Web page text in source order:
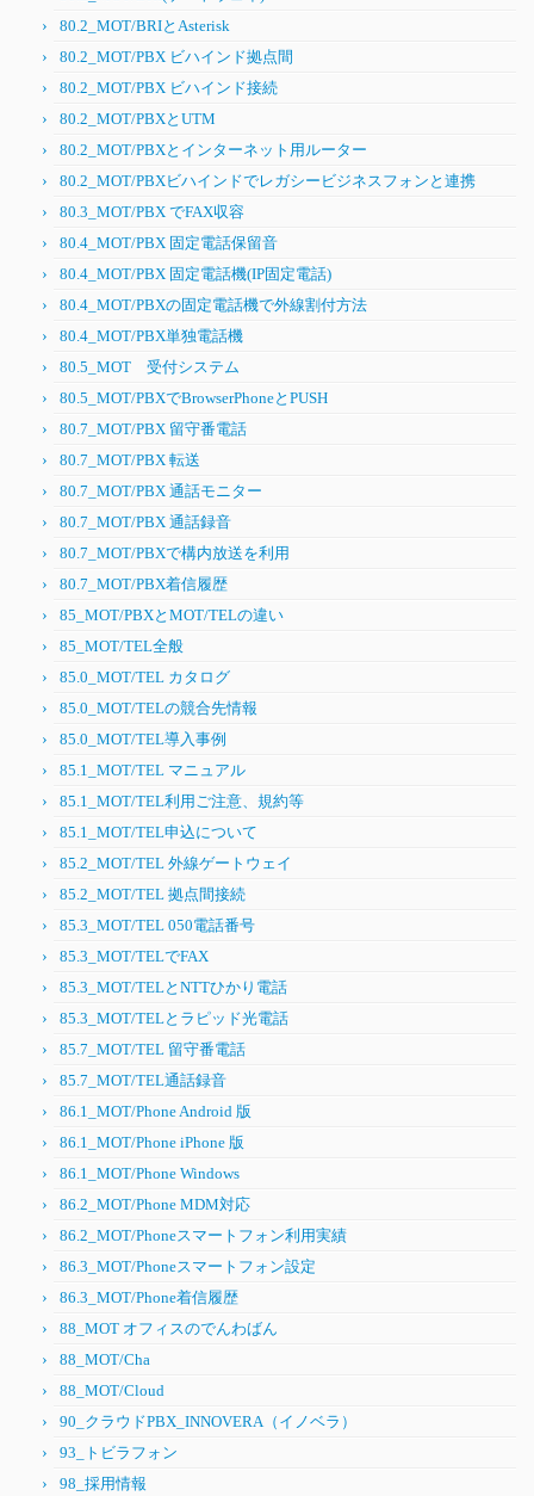
80.2_MOT/BRIとAsterisk
80.2_MOT/PBX ビハインド拠点間
80.2_MOT/PBX ビハインド接続
80.2_MOT/PBXとUTM
80.2_MOT/PBXとインターネット用ルーター
80.2_MOT/PBXビハインドでレガシービジネスフォンと連携
80.3_MOT/PBX でFAX収容
80.4_MOT/PBX 固定電話保留音
80.4_MOT/PBX 固定電話機(IP固定電話)
80.4_MOT/PBXの固定電話機で外線割付方法
80.4_MOT/PBX単独電話機
80.5_MOT 受付システム
80.5_MOT/PBXでBrowserPhoneとPUSH
80.7_MOT/PBX 留守番電話
80.7_MOT/PBX 転送
80.7_MOT/PBX 通話モニター
80.7_MOT/PBX 通話録音
80.7_MOT/PBXで構内放送を利用
80.7_MOT/PBX着信履歴
85_MOT/PBXとMOT/TELの違い
85_MOT/TEL全般
85.0_MOT/TEL カタログ
85.0_MOT/TELの競合先情報
85.0_MOT/TEL導入事例
85.1_MOT/TEL マニュアル
85.1_MOT/TEL利用ご注意、規約等
85.1_MOT/TEL申込について
85.2_MOT/TEL 外線ゲートウェイ
85.2_MOT/TEL 拠点間接続
85.3_MOT/TEL 050電話番号
85.3_MOT/TELでFAX
85.3_MOT/TELとNTTひかり電話
85.3_MOT/TELとラピッド光電話
85.7_MOT/TEL 留守番電話
85.7_MOT/TEL通話録音
86.1_MOT/Phone Android 版
86.1_MOT/Phone iPhone 版
86.1_MOT/Phone Windows
86.2_MOT/Phone MDM対応
86.2_MOT/Phoneスマートフォン利用実績
86.3_MOT/Phoneスマートフォン設定
86.3_MOT/Phone着信履歴
88_MOT オフィスのでんわばん
88_MOT/Cha
88_MOT/Cloud
90_クラウドPBX_INNOVERA（イノベラ）
93_トビラフォン
98_採用情報